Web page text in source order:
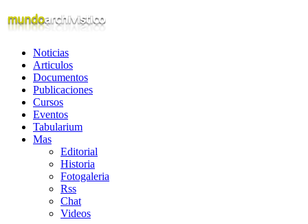
Noticias
Articulos
Documentos
Publicaciones
Cursos
Eventos
Tabularium
Mas
Editorial
Historia
Fotogaleria
Rss
Chat
Videos